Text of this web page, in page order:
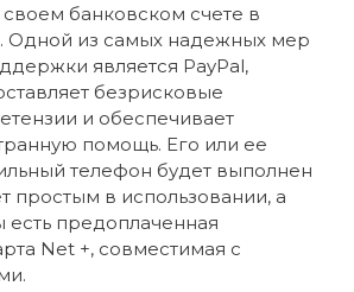
банковском счете в
Одной из самых надежных мер
является PayPal,
безрисковые
и обеспечивает
помощь. Его или ее
телефон будет выполнен
простым в использовании, а
есть предоплаченная
Net +, совместимая с